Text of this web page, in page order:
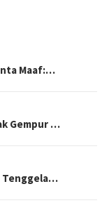
Maaf:…
Gempur …
Tenggela…